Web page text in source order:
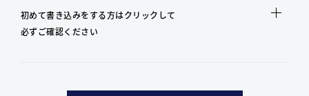
初めて書き込みをする方はクリックして
必ずご確認ください